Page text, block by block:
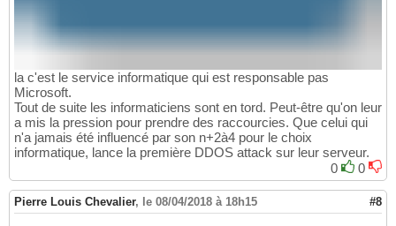
la c'est le service informatique qui est responsable pas
Microsoft.
Tout de suite les informaticiens sont en tord. Peut-être qu'on leur
a mis la pression pour prendre des raccourcies. Que celui qui
n'a jamais été influencé par son n+2à4 pour le choix
informatique, lance la première DDOS attack sur leur serveur.
0
0
Pierre Louis Chevalier, le 08/04/2018 à 18h15 #8